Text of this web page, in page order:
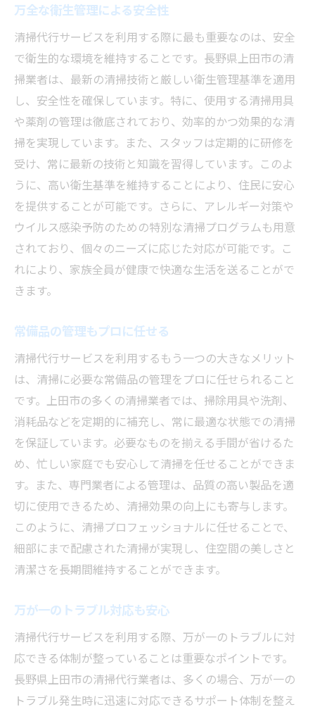
万全な衛生管理による安全性
清掃代行サービスを利用する際に最も重要なのは、安全
で衛生的な環境を維持することです。長野県上田市の清
掃業者は、最新の清掃技術と厳しい衛生管理基準を適用
し、安全性を確保しています。特に、使用する清掃用具
や薬剤の管理は徹底されており、効率的かつ効果的な清
掃を実現しています。また、スタッフは定期的に研修を
受け、常に最新の技術と知識を習得しています。このよ
うに、高い衛生基準を維持することにより、住民に安心
を提供することが可能です。さらに、アレルギー対策や
ウイルス感染予防のための特別な清掃プログラムも用意
されており、個々のニーズに応じた対応が可能です。こ
れにより、家族全員が健康で快適な生活を送ることがで
きます。
常備品の管理もプロに任せる
清掃代行サービスを利用するもう一つの大きなメリット
は、清掃に必要な常備品の管理をプロに任せられること
です。上田市の多くの清掃業者では、掃除用具や洗剤、
消耗品などを定期的に補充し、常に最適な状態での清掃
を保証しています。必要なものを揃える手間が省けるた
め、忙しい家庭でも安心して清掃を任せることができま
す。また、専門業者による管理は、品質の高い製品を適
切に使用できるため、清掃効果の向上にも寄与します。
このように、清掃プロフェッショナルに任せることで、
細部にまで配慮された清掃が実現し、住空間の美しさと
清潔さを長期間維持することができます。
万が一のトラブル対応も安心
清掃代行サービスを利用する際、万が一のトラブルに対
応できる体制が整っていることは重要なポイントです。
長野県上田市の清掃代行業者は、多くの場合、万が一の
トラブル発生時に迅速に対応できるサポート体制を整え